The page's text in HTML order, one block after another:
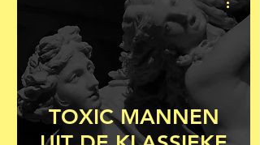
TOXIC MANNEN